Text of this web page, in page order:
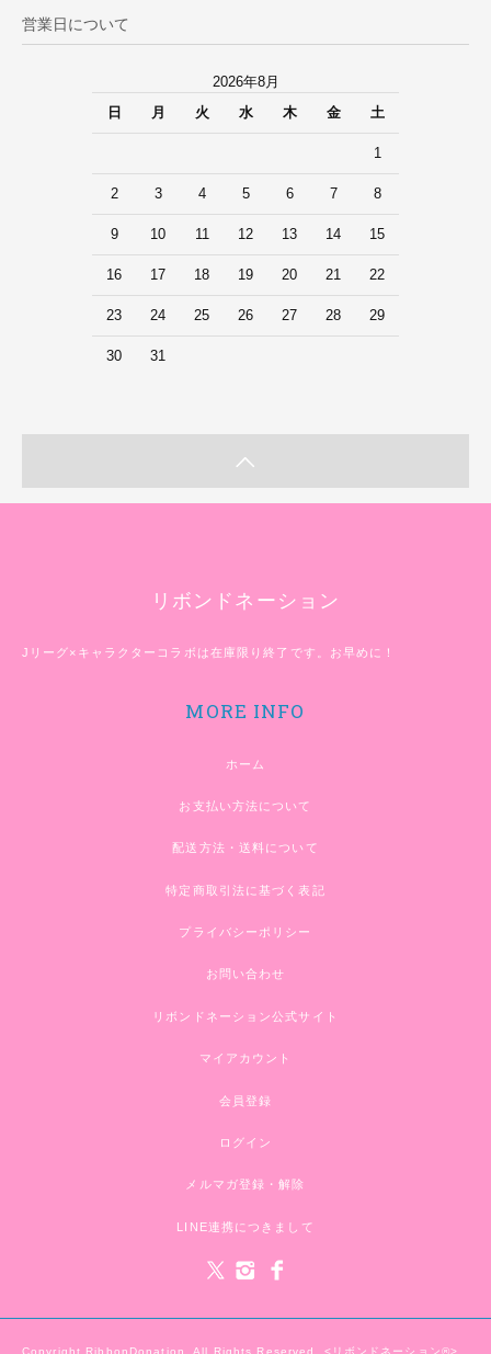
営業日について
2026年8月
日
月 火 水 木 金 土
1
2 3 4 5 6 7 8
9 10 11 12 13 14 15
16 17 18 19 20 21 22
23 24 25 26 27 28 29
30 31
リボンドネーション
Jリーグ×キャラクターコラボは在庫限り終了です。お早めに！
MORE INFO
ホーム
お支払い方法について
配送方法・送料について
特定商取引法に基づく表記
プライバシーポリシー
お問い合わせ
リボンドネーション公式サイト
マイアカウント
会員登録
ログイン
メルマガ登録・解除
LINE連携につきまして
Copyright RibbonDonation. All Rights Reserved. <リボンドネーション®>